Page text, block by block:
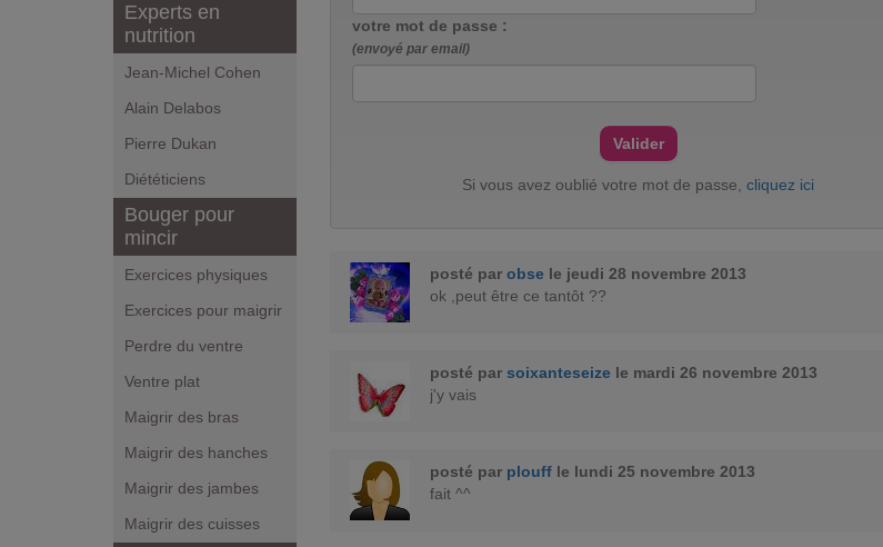
Experts en
nutrition
Jean-Michel Cohen
Alain Delabos
Pierre Dukan
Diététiciens
Bouger pour
mincir
Exercices physiques
Exercices pour maigrir
Perdre du ventre
Ventre plat
Maigrir des bras
Maigrir des hanches
Maigrir des jambes
Maigrir des cuisses
votre mot de passe :
(envoyé par email)
Si vous avez oublié votre mot de passe, cliquez ici
posté par obse le jeudi 28 novembre 2013
ok ,peut être ce tantôt ??
posté par soixanteseize le mardi 26 novembre 2013
j'y vais
posté par plouff le lundi 25 novembre 2013
fait ^^